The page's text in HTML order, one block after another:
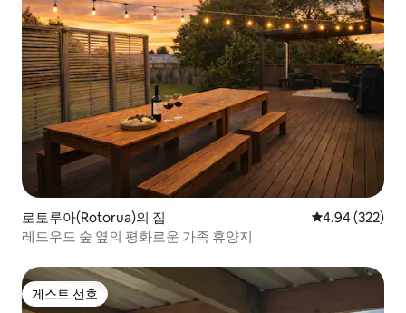
로토루아(Rotorua)의 집 평점 4.94점(5
4.94 (322)
레드우드 숲 옆의 평화로운 가족 휴양지
게스트 선호
게스트 선호